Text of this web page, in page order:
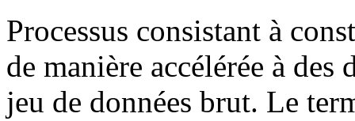
Processus consistant à
de manière accélérée à
jeu de données brut. Le